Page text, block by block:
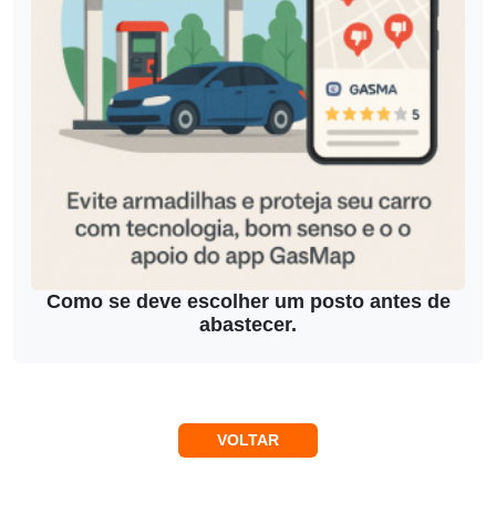
Como se deve escolher um posto antes de
abastecer.
VOLTAR